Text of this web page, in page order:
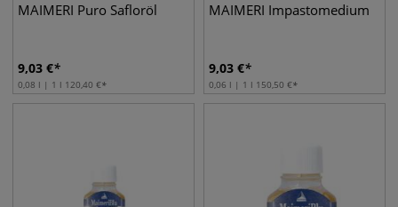
MAIMERI Puro Safloröl
9,03 €
0,08 l | 1 l 120,40 €
MAIMERI Impastomedium
9,03 €
0,06 l | 1 l 150,50 €